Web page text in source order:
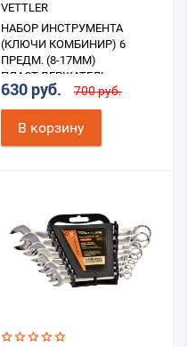
VETTLER
НАБОР ИНСТРУМЕНТА
(КЛЮЧИ КОМБИНИР) 6
ПРЕДМ. (8-17ММ)
ПЛАСТ.ДЕРЖАТЕЛЬ
630 руб. 700 руб.
В корзину